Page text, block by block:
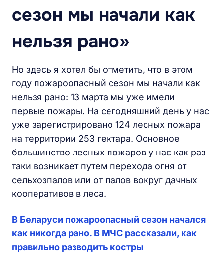
сезон мы начали как
нельзя рано»
Но здесь я хотел бы отметить, что в этом
году пожароопасный сезон мы начали как
нельзя рано: 13 марта мы уже имели
первые пожары. На сегодняшний день у нас
уже зарегистрировано 124 лесных пожара
на территории 253 гектара. Основное
большинство лесных пожаров у нас как раз
таки возникает путем перехода огня от
сельхозпалов или от палов вокруг дачных
кооперативов в леса.
В Беларуси пожароопасный сезон начался
как никогда рано. В МЧС рассказали, как
правильно разводить костры